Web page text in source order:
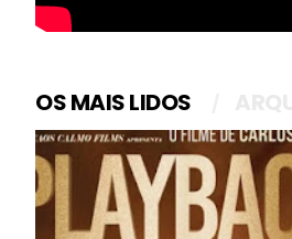
OS MAIS LIDOS